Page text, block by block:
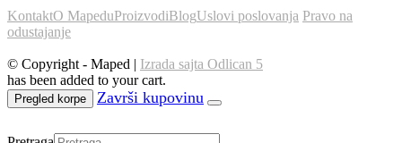
KontaktO MapeduProizvodiBlogUslovi poslovanja Pravo na
odustajanje
© Copyright - Maped | Izrada sajta Odlican 5
has been added to your cart.
Pregled korpe